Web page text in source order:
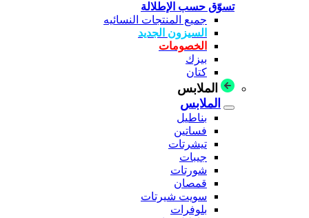
تسوّق حسب الإطلالة
جميع المنتجات النسائيه
السيزون الجديد
الخصومات
بيزك
كتان
الملابس
الملابس
بناطيل
فساتين
تيشرتات
جيبات
شورتات
قمصان
سويت شيرتات
بلوفرات